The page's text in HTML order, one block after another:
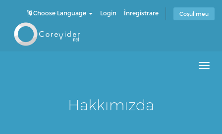
Choose Language Login Înregistrare Coșul meu
Hakkımızda